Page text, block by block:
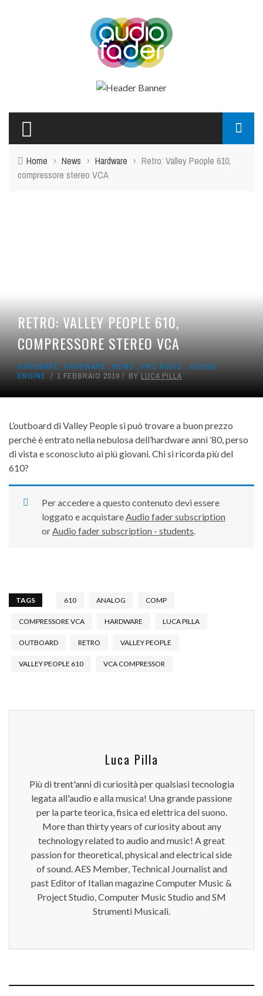
Home › News › Hardware › Retro: Valley People 610,
compressore stereo VCA
RETRO: VALLEY PEOPLE 610,
COMPRESSORE STEREO VCA
HARDWARE, HARDWARE , NEWS , PRO AUDIO , SOUND
ENGINE
1 FEBBRAIO 2019 BY LUCA PILLA
L’outboard di Valley People si può trovare a buon prezzo
perchè è entrato nella nebulosa dell’hardware anni ’80, perso
di vista e sconosciuto ai più giovani. Chi si ricorda più del
610?
Per accedere a questo contenuto devi essere
loggato e acquistareAudio fader subscription
orAudio fader subscription - students.
TAGS 610 ANALOG COMP
COMPRESSORE VCA HARDWARE LUCA PILLA
OUTBOARD RETRO VALLEY PEOPLE
VALLEY PEOPLE 610 VCA COMPRESSOR
Luca Pilla
Più di trent'anni di curiosità per qualsiasi tecnologia
legata all'audio e alla musica! Una grande passione
per la parte teorica, fisica ed elettrica del suono.
More than thirty years of curiosity about any
technology related to audio and music! A great
passion for theoretical, physical and electrical side
of sound. AES Member, Technical Journalist and
past Editor of Italian magazine Computer Music &
Project Studio, Computer Music Studio and SM
Strumenti Musicali.